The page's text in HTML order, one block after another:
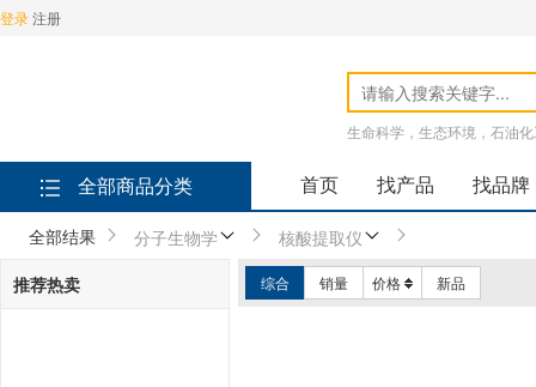
登录注册
生命科学，生态环境，石油
全部商品分类 首页 找产品 找品牌
全部结果 分子生物学
核酸提取仪
推荐热卖
综合 销量 价格 新品